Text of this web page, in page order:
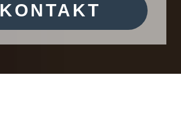
KONTAKT